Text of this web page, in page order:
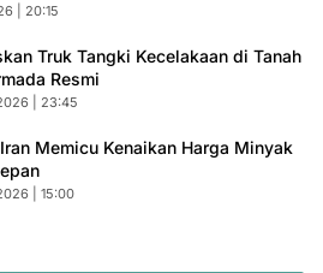
| 20:15
Truk Tangki Kecelakaan di Tanah
Resmi
| 23:45
Memicu Kenaikan Harga Minyak
| 15:00